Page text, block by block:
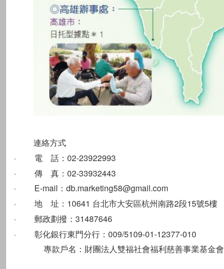
連絡方式
· 電 話：02-23922993
· 傳 真：02-33932443
· E-mail： db.marketing58@gmail.com
· 地 址：10641 台北市大安區杭州南路2段15號5樓
· 郵政劃撥：31487646
· 彰化銀行東門分行：009/5109-01-12377-010
專款戶名：財團法人雙福社會福利慈善事業基金會